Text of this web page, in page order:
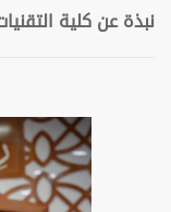
نبذة عن كلية